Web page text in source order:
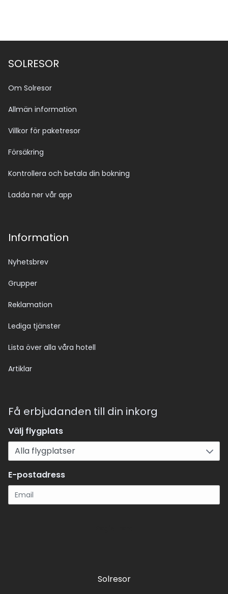
SOLRESOR
Om Solresor
Allmän information
Villkor för paketresor
Försäkring
Kontrollera och betala din bokning
Ladda ner vår app
Information
Nyhetsbrev
Grupper
Reklamation
Lediga tjänster
Lista över alla våra hotell
Artiklar
Få erbjudanden till din inkorg
Välj flygplats
E-postadress
Solresor